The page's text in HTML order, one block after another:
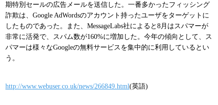
入会案内
パンフレット
期特別セールの広告メールを送信した。一番多かったフィッシング
詐欺は、Google AdWordsのアカウント持ったユーザをターゲットに
したものであった。また、MessageLabs社によると8月はスパマーが
非常に活発で、スパム数が160%に増加した。今年の傾向として、ス
パマーは様々なGoogleの無料サービスを集中的に利用しているとい
う。
http://www.webuser.co.uk/news/266849.html(英語)